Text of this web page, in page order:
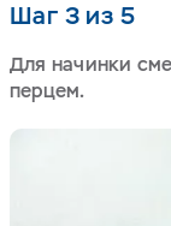
Шаг 3 из 5
Для начинки
перцем.